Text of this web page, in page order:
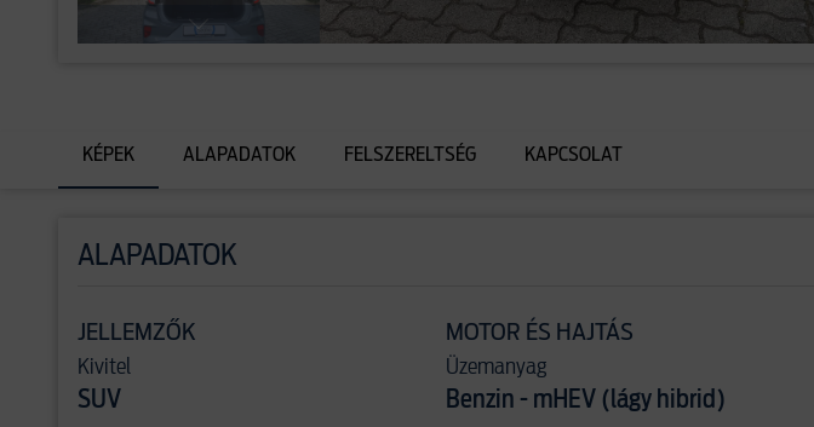
KÉPEK ALAPADATOK FELSZERELTSÉG KAPCSOLAT
ALAPADATOK
JELLEMZŐK
Kivitel
SUV
MOTOR ÉS HAJTÁS
Üzemanyag
Benzin - mHEV (lágy hibrid)